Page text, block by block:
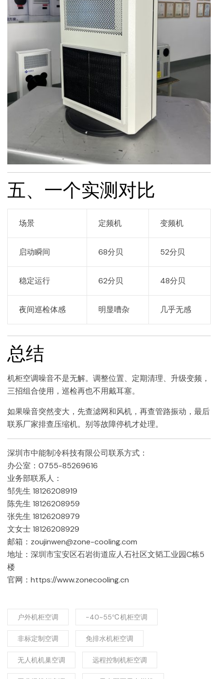
五、一个实测对比
场景 定频机 变频机
启动瞬间 68分贝 52分贝
稳定运行 62分贝 48分贝
夜间巡检体感 明显嘈杂 几乎无感
总结
机柜空调噪音不是无解。调整位置、定期清理、升级变频，
三招组合使用，巡检再也不用戴耳塞。
如果噪音突然变大，先查滤网和风机，再查管路振动，最后
联系厂家排查压缩机。别等故障停机才处理。
深圳市中能制冷科技有限公司联系方式：
办公室：0755-85269616
业务部联系人：
邹先生 18126208919
陈先生 18126208959
张先生 18126208979
文女士 18126208929
邮箱：zoujinwen@zone-cooling.com
地址：深圳市宝安区石岩街道应人石社区文韬工业园C栋5
楼
官网：https://www.zonecooling.cn
户外机柜空调 -40~55℃机柜空调
非标定制空调 免排水机柜空调
无人机机巢空调 远程控制机柜空调